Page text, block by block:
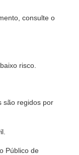
consulte o
risco.
são regidos por
Público de